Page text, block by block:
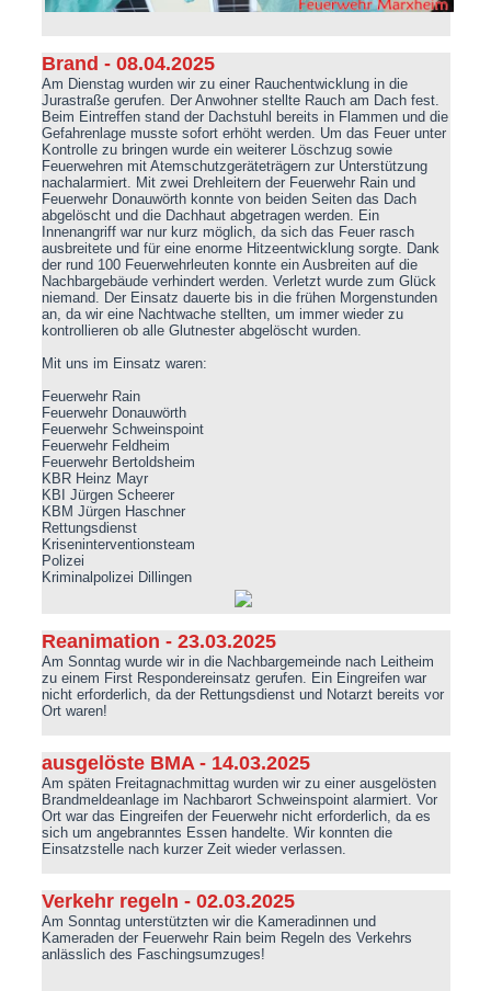
Brand - 08.04.2025
Am Dienstag wurden wir zu einer Rauchentwicklung in die
Jurastraße gerufen. Der Anwohner stellte Rauch am Dach fest.
Beim Eintreffen stand der Dachstuhl bereits in Flammen und die
Gefahrenlage musste sofort erhöht werden. Um das Feuer unter
Kontrolle zu bringen wurde ein weiterer Löschzug sowie
Feuerwehren mit Atemschutzgeräteträgern zur Unterstützung
nachalarmiert. Mit zwei Drehleitern der Feuerwehr Rain und
Feuerwehr Donauwörth konnte von beiden Seiten das Dach
abgelöscht und die Dachhaut abgetragen werden. Ein
Innenangriff war nur kurz möglich, da sich das Feuer rasch
ausbreitete und für eine enorme Hitzeentwicklung sorgte. Dank
der rund 100 Feuerwehrleuten konnte ein Ausbreiten auf die
Nachbargebäude verhindert werden. Verletzt wurde zum Glück
niemand. Der Einsatz dauerte bis in die frühen Morgenstunden
an, da wir eine Nachtwache stellten, um immer wieder zu
kontrollieren ob alle Glutnester abgelöscht wurden.
Mit uns im Einsatz waren:
Feuerwehr Rain
Feuerwehr Donauwörth
Feuerwehr Schweinspoint
Feuerwehr Feldheim
Feuerwehr Bertoldsheim
KBR Heinz Mayr
KBI Jürgen Scheerer
KBM Jürgen Haschner
Rettungsdienst
Kriseninterventionsteam
Polizei
Kriminalpolizei Dillingen
Reanimation - 23.03.2025
Am Sonntag wurde wir in die Nachbargemeinde nach Leitheim
zu einem First Respondereinsatz gerufen. Ein Eingreifen war
nicht erforderlich, da der Rettungsdienst und Notarzt bereits vor
Ort waren!
ausgelöste BMA - 14.03.2025
Am späten Freitagnachmittag wurden wir zu einer ausgelösten
Brandmeldeanlage im Nachbarort Schweinspoint alarmiert. Vor
Ort war das Eingreifen der Feuerwehr nicht erforderlich, da es
sich um angebranntes Essen handelte. Wir konnten die
Einsatzstelle nach kurzer Zeit wieder verlassen.
Verkehr regeln - 02.03.2025
Am Sonntag unterstützten wir die Kameradinnen und
Kameraden der Feuerwehr Rain beim Regeln des Verkehrs
anlässlich des Faschingsumzuges!